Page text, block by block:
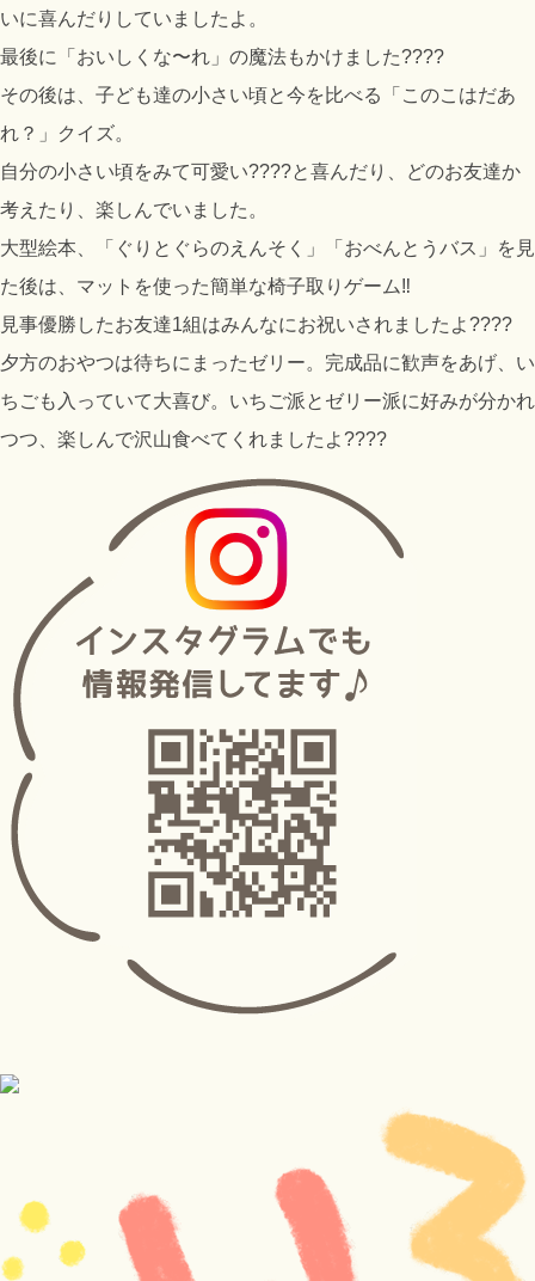
いに喜んだりしていましたよ。
最後に「おいしくな〜れ」の魔法もかけました????
その後は、子ども達の小さい頃と今を比べる「このこはだあ
れ？」クイズ。
自分の小さい頃をみて可愛い????と喜んだり、どのお友達か
考えたり、楽しんでいました。
大型絵本、「ぐりとぐらのえんそく」「おべんとうバス」を見
た後は、マットを使った簡単な椅子取りゲーム‼️
見事優勝したお友達1組はみんなにお祝いされましたよ????
夕方のおやつは待ちにまったゼリー。完成品に歓声をあげ、い
ちごも入っていて大喜び。いちご派とゼリー派に好みが分かれ
つつ、楽しんで沢山食べてくれましたよ????